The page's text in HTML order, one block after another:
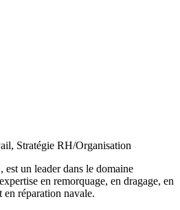
Stratégie RH/Organisation
, est un leader dans le domaine
en remorquage, en dragage, en
réparation navale.